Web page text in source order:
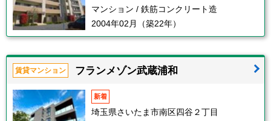
マンション / 鉄筋コンクリート造
2004年02月（築22年）
賃貸マンション フランメゾン武蔵浦和
新着
埼玉県さいたま市南区四谷２丁目